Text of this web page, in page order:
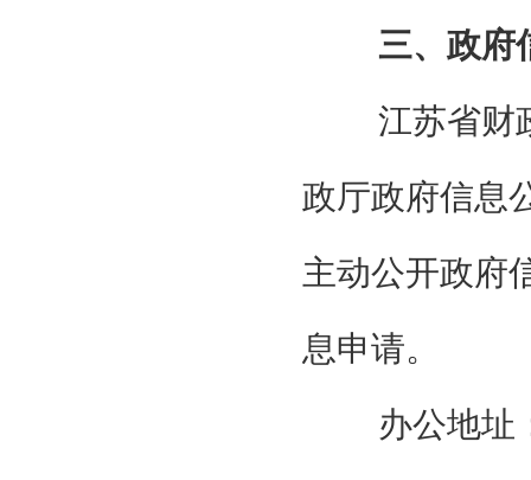
三、政府
江苏省财
政厅政府信息
主动公开政府
息申请。
办公地址